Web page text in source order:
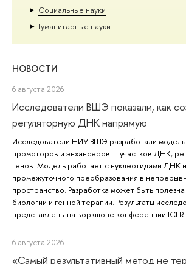
Социальные науки
Гуманитарные науки
НОВОСТИ
6 августа 2026
Исследователи ВШЭ показали, как
регуляторную ДНК напрямую
Исследователи НИУ ВШЭ разработали модель
промоторов и энхансеров — участков ДНК,
генов. Модель работает с нуклеотидами ДНК
промежуточного преобразования в
пространство. Разработка может быть
биологии и генной терапии. Результаты
представлены на воркшопе конференции ICLR
6 августа 2026
«Самый результативный метод не